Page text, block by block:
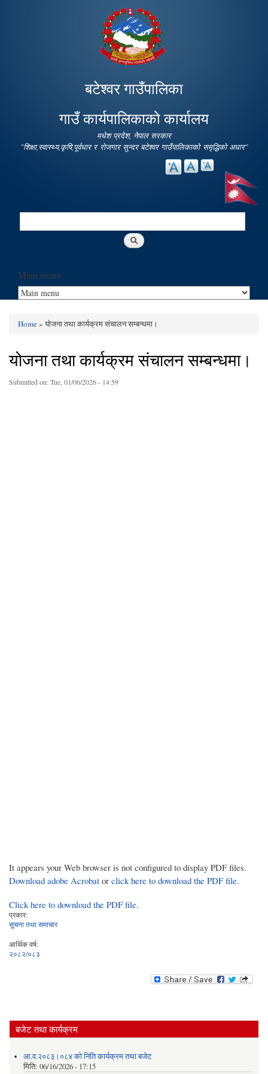
main
content
बटेश्वर गाउँपालिका
गाउँ कार्यपालिकाको कार्यालय
मधेश प्रदेश, नेपाल सरकार
"शिक्षा,स्वास्थ्य,कृषि,पूर्वधार र रोजगार सुन्दर बटेश्वर गाउँपालिकाको समृद्धिको अधार"
Search
Main menu
Home» योजना तथा कार्यक्रम संचालन सम्बन्धमा।
योजना तथा कार्यक्रम संचालन सम्बन्धमा।
Submitted on:Tue, 01/06/2026 - 14:59
It appears your Web browser is not configured to display PDF files.
Download adobe Acrobat or click here to download the PDF file.
Click here to download the PDF file.
प्रकार:
सूचना तथा समाचार
आर्थिक वर्ष:
२०८२/०८३
बजेट तथा कार्यक्रम
आ.व.२०८३।०८४ को निति कार्यक्रम तथा बजेट
मिति: 06/16/2026 - 17:15